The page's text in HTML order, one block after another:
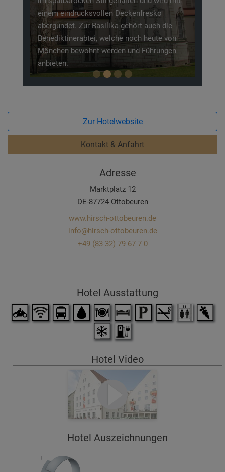
einem eindrucksvollen Deckenfresko
abergundet. Zur Basilika gehört auch die
Benediktinerabtei, welche noch heute von
Mönchen bewohnt werden und Führungen
anbieten.
Zur Hotelwebsite
Kontakt & Anfahrt
Adresse
Marktplatz 12
DE-87724 Ottobeuren
www.hirsch-ottobeuren.de
info@hirsch-ottobeuren.de
+49 (83 32) 79 67 7 0
Hotel Ausstattung
Hotel Video
Hotel Auszeichnungen